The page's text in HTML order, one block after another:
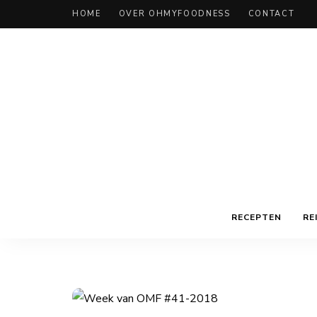
HOME OVER OHMYFOODNESS CONTACT
RECEPTEN